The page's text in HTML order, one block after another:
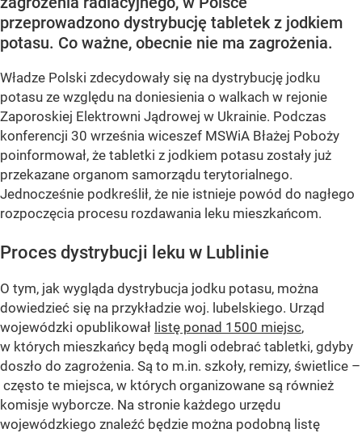
przeprowadzono dystrybucję tabletek z jodkiem
potasu. Co ważne, obecnie nie ma zagrożenia.
Władze Polski zdecydowały się na dystrybucję jodku
potasu ze względu na doniesienia o walkach w rejonie
Zaporoskiej Elektrowni Jądrowej w Ukrainie. Podczas
konferencji 30 września wiceszef MSWiA Błażej Poboży
poinformował, że tabletki z jodkiem potasu zostały już
przekazane organom samorządu terytorialnego.
Jednocześnie podkreślił, że nie istnieje powód do nagłego
rozpoczęcia procesu rozdawania leku mieszkańcom.
Proces dystrybucji leku w Lublinie
O tym, jak wygląda dystrybucja jodku potasu, można
dowiedzieć się na przykładzie woj. lubelskiego. Urząd
wojewódzki opublikował listę ponad 1500 miejsc,
w których mieszkańcy będą mogli odebrać tabletki, gdyby
doszło do zagrożenia. Są to m.in. szkoły, remizy, świetlice –
często te miejsca, w których organizowane są również
komisje wyborcze. Na stronie każdego urzędu
wojewódzkiego znaleźć będzie można podobną listę